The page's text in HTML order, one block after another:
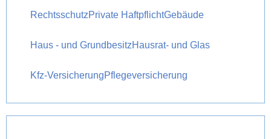
RechtsschutzPrivate HaftpflichtGebäude
Haus - und GrundbesitzHausrat- und Glas
Kfz-VersicherungPflegeversicherung